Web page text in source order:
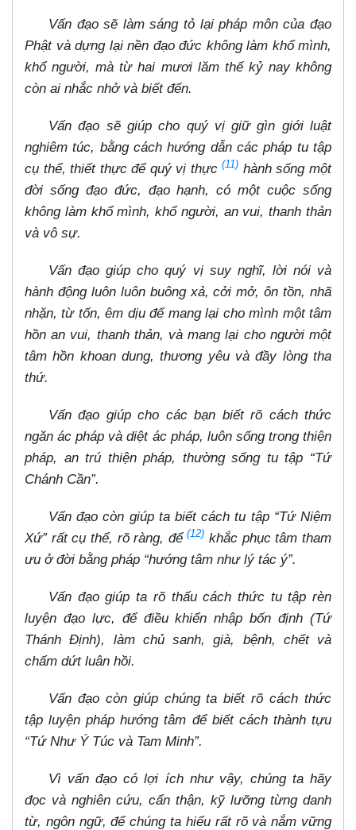
Vấn đạo sẽ làm sáng tỏ lại pháp môn của đạo
Phật và dựng lại nền đạo đức không làm khổ mình,
khổ người, mà từ hai mươi lăm thế kỷ nay không
còn ai nhắc nhở và biết đến.
Vấn đạo sẽ giúp cho quý vị giữ gìn giới luật
nghiêm túc, bằng cách hướng dẫn các pháp tu tập
cụ thể, thiết thực để quý vị thực(11) hành sống một
đời sống đạo đức, đạo hạnh, có một cuộc sống
không làm khổ mình, khổ người, an vui, thanh thản
và vô sự.
Vấn đạo giúp cho quý vị suy nghĩ, lời nói và
hành động luôn luôn buông xả, cởi mở, ôn tồn, nhã
nhặn, từ tốn, êm dịu để mang lại cho mình một tâm
hồn an vui, thanh thản, và mang lại cho người một
tâm hồn khoan dung, thương yêu và đầy lòng tha
thứ.
Vấn đạo giúp cho các bạn biết rõ cách thức
ngăn ác pháp và diệt ác pháp, luôn sống trong thiện
pháp, an trú thiện pháp, thường sống tu tập “Tứ
Chánh Cần”.
Vấn đạo còn giúp ta biết cách tu tập “Tứ Niệm
Xứ” rất cụ thể, rõ ràng, để(12) khắc phục tâm tham
ưu ở đời bằng pháp “hướng tâm như lý tác ý”.
Vấn đạo giúp ta rõ thấu cách thức tu tập rèn
luyện đạo lực, để điều khiển nhập bốn định (Tứ
Thánh Định), làm chủ sanh, già, bệnh, chết và
chấm dứt luân hồi.
Vấn đạo còn giúp chúng ta biết rõ cách thức
tập luyện pháp hướng tâm để biết cách thành tựu
“Tứ Như Ý Túc và Tam Minh”.
Vì vấn đạo có lợi ích như vậy, chúng ta hãy
đọc và nghiên cứu, cẩn thận, kỹ lưỡng từng danh
từ, ngôn ngữ, để chúng ta hiểu rất rõ và nắm vững